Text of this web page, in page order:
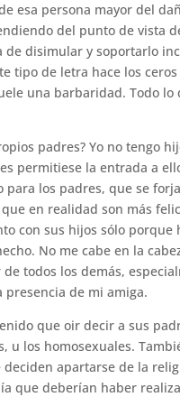
esa persona mayor del
del punto de vista
disimular y soportarlo
tipo de letra hace los
una barbaridad. Todo
padres? Yo no tengo
permitiese la entrada a
los padres, que se
en realidad son más
con sus hijos sólo porque
No me cabe en la
todos los demás,
de mi amiga.
que oir decir a sus
los homosexuales.
apartarse de la
que deberían haber